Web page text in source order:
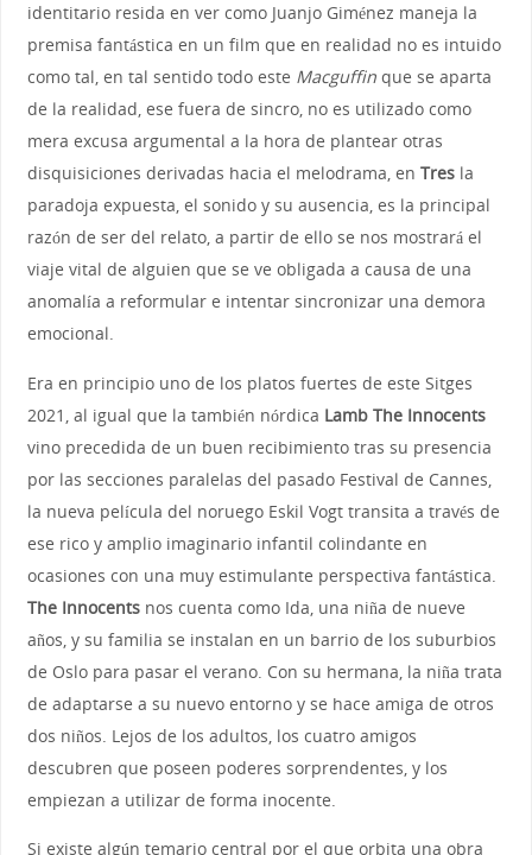
identitario resida en ver como Juanjo Giménez maneja la
premisa fantástica en un film que en realidad no es intuido
como tal, en tal sentido todo este Macguffinque se aparta
de la realidad, ese fuera de sincro, no es utilizado como
mera excusa argumental a la hora de plantear otras
disquisiciones derivadas hacia el melodrama, en Tresla
paradoja expuesta, el sonido y su ausencia, es la principal
razón de ser del relato, a partir de ello se nos mostrará el
viaje vital de alguien que se ve obligada a causa de una
anomalía a reformular e intentar sincronizar una demora
emocional.
Era en principio uno de los platos fuertes de este Sitges
2021, al igual que la también nórdica Lamb The Innocents
vino precedida de un buen recibimiento tras su presencia
por las secciones paralelas del pasado Festival de Cannes,
la nueva película del noruego Eskil Vogt transita a través de
ese rico y amplio imaginario infantil colindante en
ocasiones con una muy estimulante perspectiva fantástica.
The Innocentsnos cuenta como Ida, una niña de nueve
años, y su familia se instalan en un barrio de los suburbios
de Oslo para pasar el verano. Con su hermana, la niña trata
de adaptarse a su nuevo entorno y se hace amiga de otros
dos niños. Lejos de los adultos, los cuatro amigos
descubren que poseen poderes sorprendentes, y los
empiezan a utilizar de forma inocente.
Si existe algún temario central por el que orbita una obra